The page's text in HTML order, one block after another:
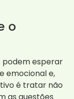
o
esperar
emocional e,
é tratar não